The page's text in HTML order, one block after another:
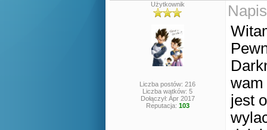
Użytkownik
Liczba postów: 216
Liczba wątków: 5
Dołączył: Apr 2017
Reputacja: 103
wam
jest